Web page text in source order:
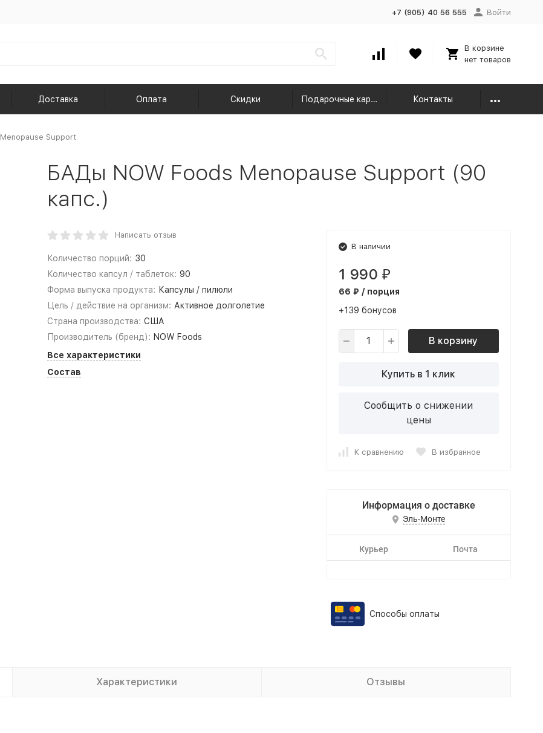
+7 (905) 40 56 555 Войти
В корзине
нет товаров
Доставка Оплата Скидки Подарочные карты Контакты
Menopause Support
БАДы NOW Foods Menopause Support (90
капс.)
Написать отзыв
Количество порций: 30
Количество капсул / таблеток: 90
Форма выпуска продукта: Капсулы / пилюли
Цель / действие на организм: Активное долголетие
Страна производства: США
Производитель (бренд): NOW Foods
Все характеристики
Состав
В наличии
1 990 ₽
66 ₽ / порция
+139 бонусов
В корзину
Купить в 1 клик
Сообщить о снижении
цены
К сравнению В избранное
Информация о доставке
Эль-Монте
Курьер Почта
Способы оплаты
Характеристики Отзывы